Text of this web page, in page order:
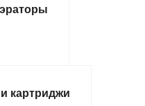
И МАТЕРИАЛЫ
картриджи